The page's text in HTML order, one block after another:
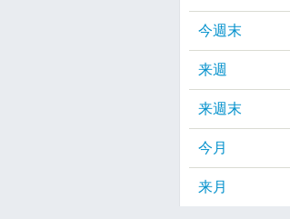
今週末
来週
来週末
今月
来月